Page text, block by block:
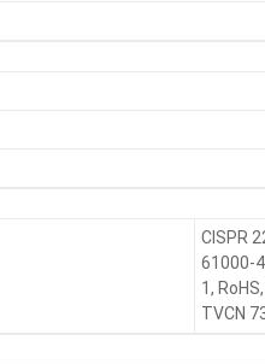
CISPR
61000-
1,
TVCN